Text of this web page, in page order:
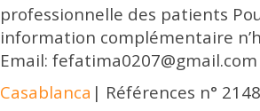
professionnelle des patients
information complémentaire
Email: fefatima0207@gmail.com
Casablanca | Références n°